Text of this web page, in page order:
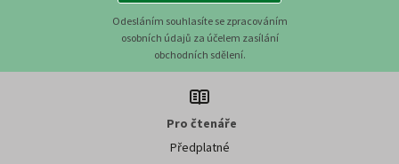
Odesláním souhlasíte se zpracováním
osobních údajů za účelem zasílání
obchodních sdělení.
Pro čtenáře
Předplatné